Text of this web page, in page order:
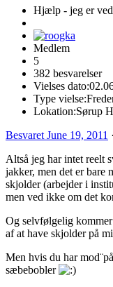
Hjælp - jeg er
Medlem
5
382 besvarelser
Vielses dato:
Type vielse:
Lokation:Sørup
Besvaret June 19, 2011 ·
Altså jeg har intet reelt
jakker, men det er bare
skjolder (arbejder i
men ved ikke om det
Og selvfølgelig
af at have skjolder på
Men hvis du har
sæbebobler